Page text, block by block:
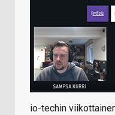
io-techin